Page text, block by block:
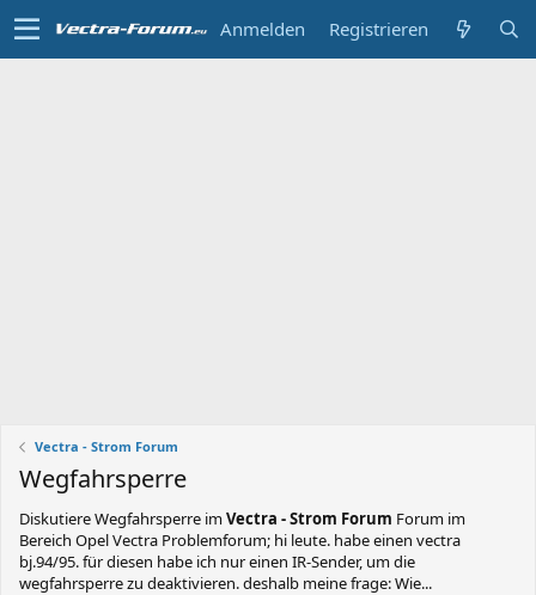
Anmelden Registrieren
Vectra - Strom Forum
Wegfahrsperre
DiskutiereWegfahrsperre imVectra - Strom Forum Forum im
Bereich Opel Vectra Problemforum; hi leute. habe einen vectra
bj.94/95. für diesen habe ich nur einen IR-Sender, um die
wegfahrsperre zu deaktivieren. deshalb meine frage: Wie...